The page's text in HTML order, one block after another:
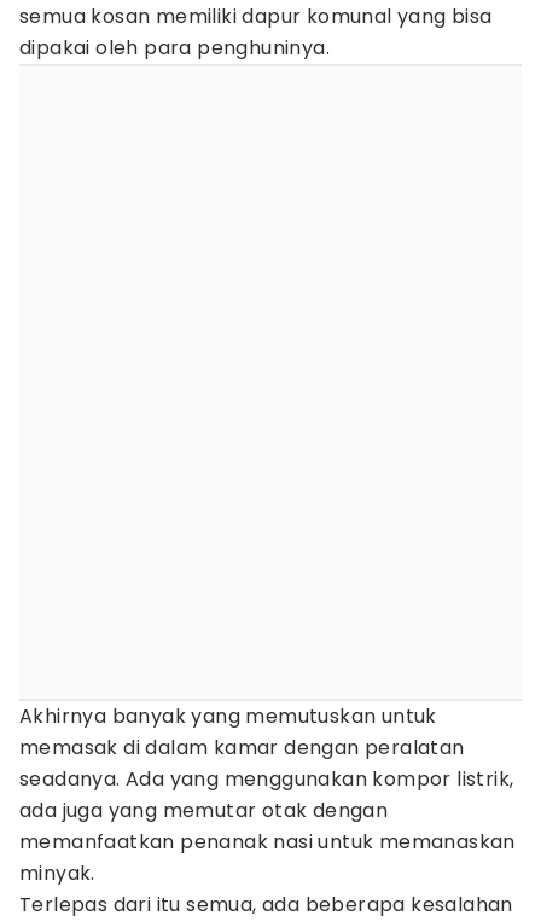
semua kosan memiliki dapur komunal yang bisa
dipakai oleh para penghuninya.
Akhirnya banyak yang memutuskan untuk
memasak di dalam kamar dengan peralatan
seadanya. Ada yang menggunakan kompor listrik,
ada juga yang memutar otak dengan
memanfaatkan penanak nasi untuk memanaskan
minyak.
Terlepas dari itu semua, ada beberapa kesalahan